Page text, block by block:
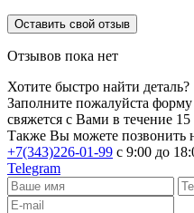
Оставить свой отзыв
Отзывов пока нет
Хотите быстро найти деталь?
Заполните пожалуйста
свяжется с Вами в течение
Также Вы можете позвонить
+7(343)226-01-99 с 9:00 до
Telegram